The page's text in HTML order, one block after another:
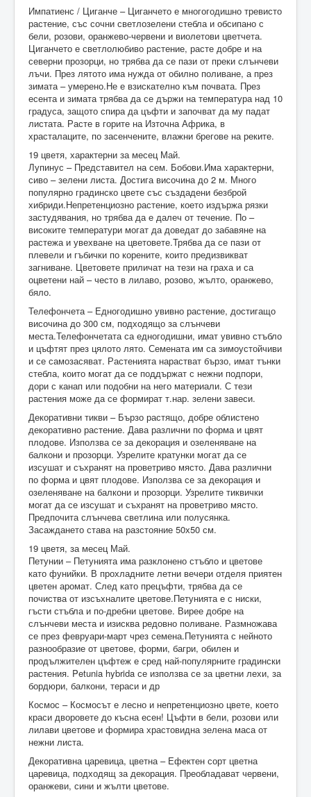
Импатиенс / Циганче – Циганчето е многогодишно тревисто
растение, със сочни светлозелени стебла и обсипано с
бели, розови, оранжево-червени и виолетови цветчета.
Циганчето е светлолюбиво растение, расте добре и на
северни прозорци, но трябва да се пази от преки слънчеви
лъчи. През лятото има нужда от обилно поливане, а през
зимата – умерено.Не е взискателно към почвата. През
есента и зимата трябва да се държи на температура над 10
градуса, защото спира да цъфти и започват да му падат
листата. Расте в горите на Източна Африка, в
храсталаците, по засенчените, влажни брегове на реките.
19 цветя, характерни за месец Май.
Лупинус – Представител на сем. Бобови.Има характерни,
сиво – зелени листа. Достига височина до 2 м. Много
популярно градинско цвете със създадени безброй
хибриди.Непретенциозно растение, което издържа рязки
застудявания, но трябва да е далеч от течение. По –
високите температури могат да доведат до забавяне на
растежа и увехване на цветовете.Трябва да се пази от
плевели и гъбички по корените, които предизвикват
загниване. Цветовете приличат на тези на граха и са
оцветени най – често в лилаво, розово, жълто, оранжево,
бяло.
Телефончета – Едногодишно увивно растение, достигащо
височина до 300 см, подходящо за слънчеви
места.Телефончетата са едногодишни, имат увивно стъбло
и цъфтят през цялото лято. Семената им са зимоустойчиви
и се самозасяват. Растенията нарастват бързо, имат тънки
стебла, които могат да се поддържат с нежни подпори,
дори с канап или подобни на него материали. С тези
растения може да се формират т.нар. зелени завеси.
Декоративни тикви – Бързо растящо, добре облистено
декоративно растение. Дава различни по форма и цвят
плодове. Използва се за декорация и озеленяване на
балкони и прозорци. Узрелите кратунки могат да се
изсушат и съхранят на проветриво място. Дава различни
по форма и цвят плодове. Използва се за декорация и
озеленяване на балкони и прозорци. Узрелите тиквички
могат да се изсушат и съхранят на проветриво място.
Предпочита слънчева светлина или полусянка.
Засаждането става на разстояние 50х50 см.
19 цветя, за месец Май.
Петунии – Петунията има разклонено стъбло и цветове
като фунийки. В прохладните летни вечери отделя приятен
цветен аромат. След като прецъфти, трябва да се
почиства от изсъхналите цветове.Петунията е с ниски,
гъсти стъбла и по-дребни цветове. Вирее добре на
слънчеви места и изисква редовно поливане. Размножава
се през февруари-март чрез семена.Петунията с нейното
разнообразие от цветове, форми, багри, обилен и
продължителен цъфтеж е сред най-популярните градински
растения. Petunia hybrida се използва се за цветни лехи, за
бордюри, балкони, тераси и др
Космос – Космосът е лесно и непретенциозно цвете, което
краси дворовете до късна есен! Цъфти в бели, розови или
лилави цветове и формира храстовидна зелена маса от
нежни листа.
Декоративна царевица, цветна – Ефектен сорт цветна
царевица, подходящ за декорация. Преобладават червени,
оранжеви, сини и жълти цветове.